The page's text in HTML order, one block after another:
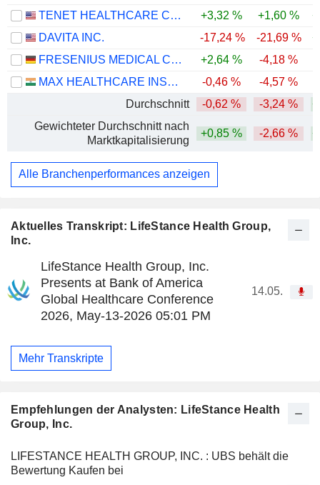
Aktuelles Transkript: LifeStance Health Group,
Inc.
LifeStance Health Group, Inc.
Presents at Bank of America
Global Healthcare Conference
2026, May-13-2026 05:01 PM
14.05.
Mehr Transkripte
Empfehlungen der Analysten: LifeStance Health
Group, Inc.
LIFESTANCE HEALTH GROUP, INC. : UBS behält die
Bewertung Kaufen bei
TENET HEALTHCARE CORPORATION
+3,32 % +1,60 %
DAVITA INC.
-17,24 % -21,69 %
FRESENIUS MEDICAL CARE AG
+2,64 % -4,18 %
MAX HEALTHCARE INSTITUTE LIMITED
-0,46 % -4,57 %
Durchschnitt
-0,62 % -3,24 %
Gewichteter Durchschnitt nach
Marktkapitalisierung
+0,85 % -2,66 %
Alle Branchenperformances anzeigen